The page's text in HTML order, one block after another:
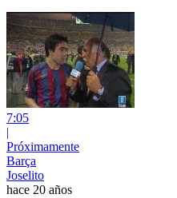
7:05
|
Próximamente
Barça
Joselito
hace 20 años